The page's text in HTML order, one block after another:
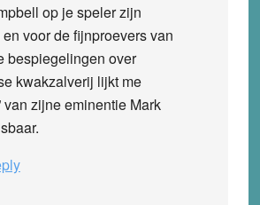
op je speler zijn
voor de fijnproevers van
bespiegelingen over
kwakzalverij lijkt me
van zijne eminentie Mark